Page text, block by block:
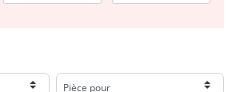
Pièce pour